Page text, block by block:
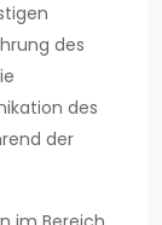
des
des
der